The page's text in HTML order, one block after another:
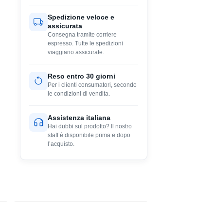
Spedizione veloce e
assicurata
Consegna tramite corriere
espresso. Tutte le spedizioni
viaggiano assicurate.
Reso entro 30 giorni
Per i clienti consumatori, secondo
le condizioni di vendita.
Assistenza italiana
Hai dubbi sul prodotto? Il nostro
staff è disponibile prima e dopo
l’acquisto.